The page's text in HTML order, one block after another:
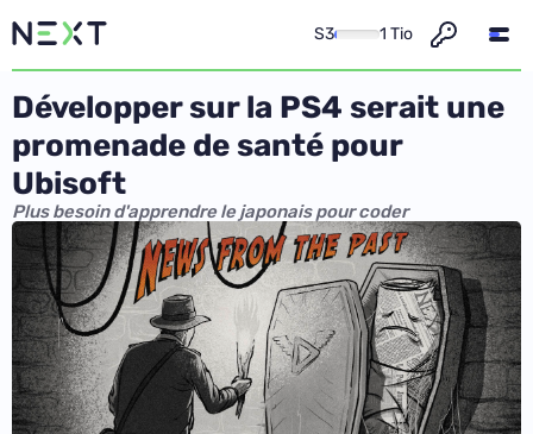
S3 1 Tio
Développer sur la PS4 serait une
promenade de santé pour
Ubisoft
Plus besoin d'apprendre le japonais pour coder